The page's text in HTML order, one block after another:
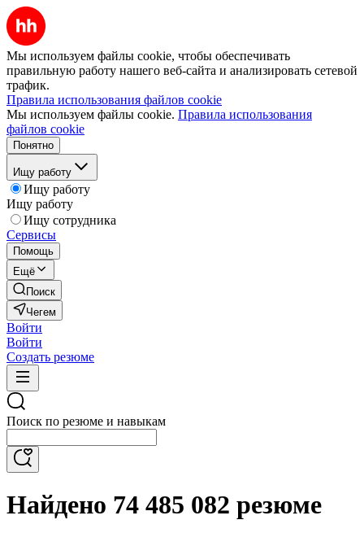
Мы используем файлы cookie, чтобы обеспечивать
правильную работу нашего веб-сайта и анализировать сетевой
трафик.
Правила использования файлов cookie
Мы используем файлы cookie. Правила использования
файлов cookie
Понятно
Ищу работу
Ищу работу
Ищу работу
Ищу сотрудника
Сервисы
Помощь
Ещё
Поиск
Чегем
Войти
Войти
Создать резюме
Поиск по резюме и навыкам
Найдено 74 485 082 резюме